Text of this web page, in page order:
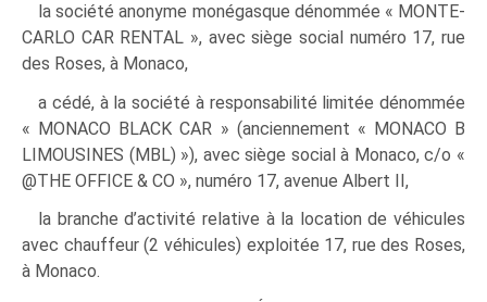
la société anonyme monégasque dénommée « MONTE-
CARLO CAR RENTAL », avec siège social numéro 17, rue
des Roses, à Monaco,
a cédé, à la société à responsabilité limitée dénommée
« MONACO BLACK CAR » (anciennement « MONACO B
LIMOUSINES (MBL) »), avec siège social à Monaco, c/o «
@THE OFFICE & CO », numéro 17, avenue Albert II,
la branche d’activité relative à la location de véhicules
avec chauffeur (2 véhicules) exploitée 17, rue des Roses,
à Monaco.